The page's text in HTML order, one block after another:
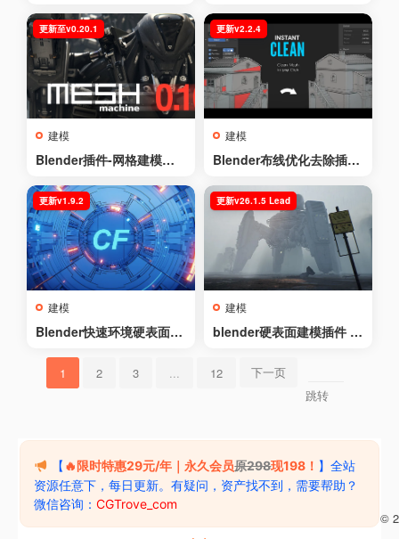
建模
Blender插件-网格建模附
0.20.1
更新至v0.20.1
建模
Blender布线优化去除插件
更新v2.2.4
建模
Blender快速环境硬表面建
更新v1.9.2
建模
blender硬表面建模插件 –
更新v26.1.5 Lead
1 2 3 ... 12
下一页
跳转
Copyright ©
【 🔥限时特惠29元/年｜永久会员原298现198！ 】全站
资源任意下，每日更新。有疑问，资产找不到，需要帮助？
微信咨询：CGTrove_com